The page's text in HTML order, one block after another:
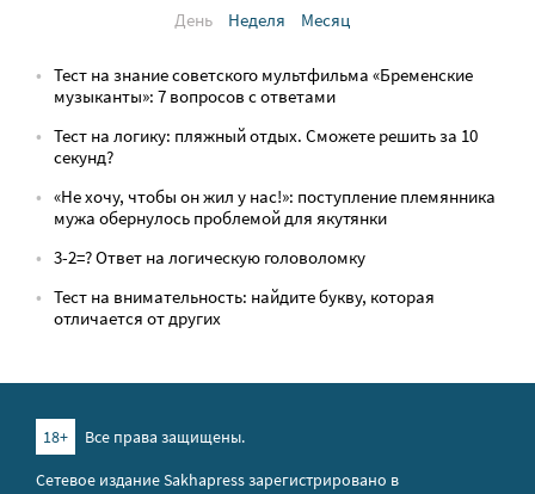
День
Неделя Месяц
Тест на знание советского мультфильма «Бременские
музыканты»: 7 вопросов с ответами
Тест на логику: пляжный отдых. Сможете решить за 10
секунд?
«Не хочу, чтобы он жил у нас!»: поступление племянника
мужа обернулось проблемой для якутянки
3-2=? Ответ на логическую головоломку
Тест на внимательность: найдите букву, которая
отличается от других
18+
Все права защищены.
Сетевое издание Sakhapress зарегистрировано в